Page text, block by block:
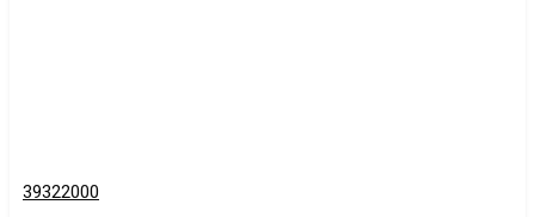
39322000